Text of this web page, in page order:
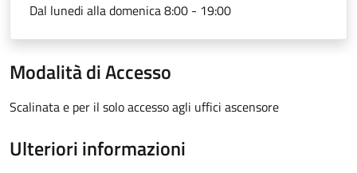
Dal lunedi alla domenica 8:00 - 19:00
Modalità di Accesso
Scalinata e per il solo accesso agli uffici ascensore
Ulteriori informazioni